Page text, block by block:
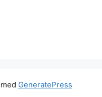
GeneratePress